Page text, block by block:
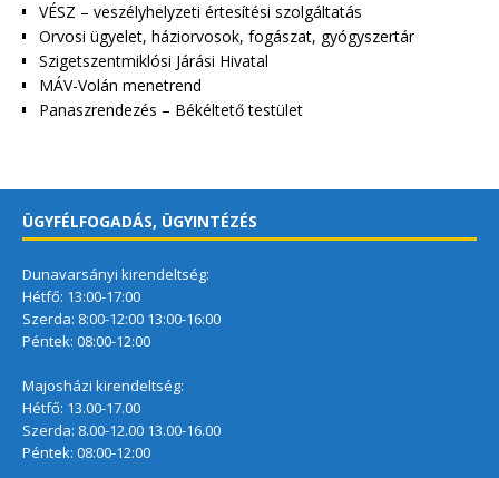
VÉSZ – veszélyhelyzeti értesítési szolgáltatás
Orvosi ügyelet, háziorvosok, fogászat, gyógyszertár
Szigetszentmiklósi Járási Hivatal
MÁV-Volán menetrend
Panaszrendezés – Békéltető testület
ÜGYFÉLFOGADÁS, ÜGYINTÉZÉS
Dunavarsányi kirendeltség:
Hétfő: 13:00-17:00
Szerda: 8:00-12:00 13:00-16:00
Péntek: 08:00-12:00
Majosházi kirendeltség:
Hétfő: 13.00-17.00
Szerda: 8.00-12.00 13.00-16.00
Péntek: 08:00-12:00